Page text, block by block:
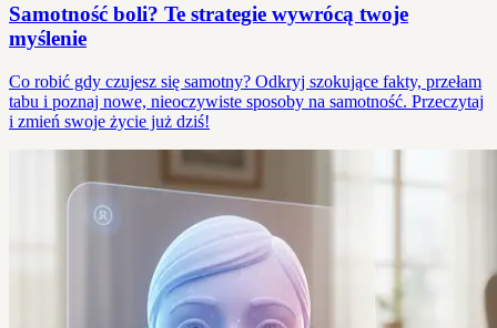
Samotność boli? Te strategie wywrócą twoje
myślenie
Co robić gdy czujesz się samotny? Odkryj szokujące fakty, przełam
tabu i poznaj nowe, nieoczywiste sposoby na samotność. Przeczytaj
i zmień swoje życie już dziś!